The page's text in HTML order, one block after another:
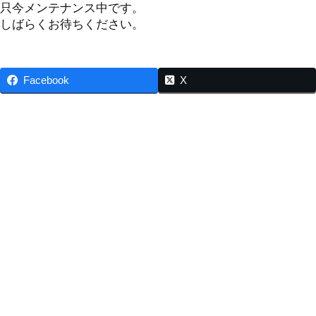
只今メンテナンス中です。
しばらくお待ちください。
Facebook X